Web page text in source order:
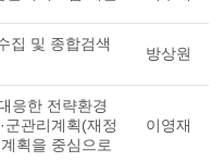
집 및 종합검색
방상원
응한 전략환경
군관리계획(재정
획을 중심으로
이영재